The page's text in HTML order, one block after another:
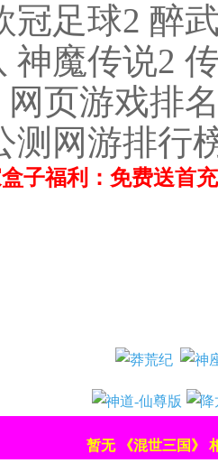
冠足球2 醉
神魔传说2
网页游戏排
测网游排行
盒子福利：免费送首
暂无 《混世三国》